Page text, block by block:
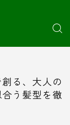
る、大人の
う髪型を徹